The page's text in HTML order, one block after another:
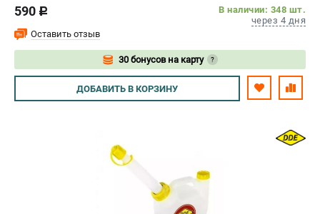
590 c
В наличии: 348 шт.
через 4 дня
Оставить отзыв
30 бонусов на карту ?
Авторизуйтесь
ДОБАВИТЬ В КОРЗИНУ